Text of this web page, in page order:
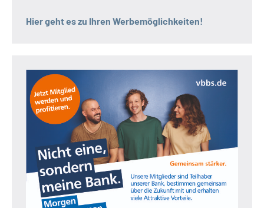
Hier geht es zu Ihren Werbemöglichkeiten!